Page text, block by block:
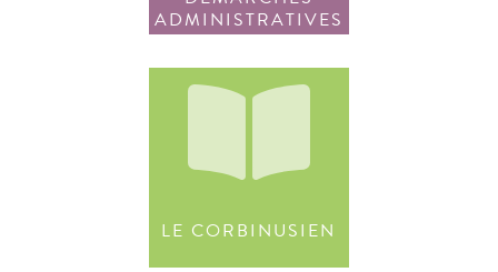
ADMINISTRATIVES
LE CORBINUSIEN